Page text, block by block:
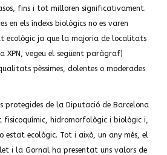
fins i tot milloren significativament.
en els índexs biològics no es varen
ecològic ja que la majoria de localitats
XPN, vegeu el següent paràgraf)
pèssimes, dolentes o moderades
protegides de la Diputació de Barcelona
fisicoquímic, hidromorfològic i biològic i,
ecològic. Tot i això, un any més, el
i la Gornal ha presentat uns valors de